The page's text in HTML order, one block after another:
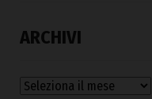
ARCHIVI
Archivi